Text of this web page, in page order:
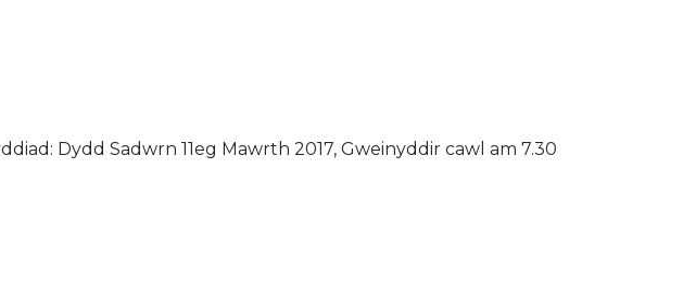
Dydd Sadwrn 11eg Mawrth 2017, Gweinyddir cawl am 7.30